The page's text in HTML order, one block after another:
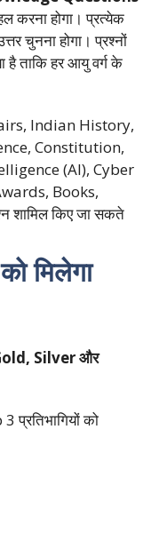
करना होगा। प्रत्येक
चुनना होगा। प्रश्नों
है ताकि हर आयु वर्ग के
Indian History,
Constitution,
(AI), Cyber
Books,
शामिल किए जा सकते
मिलेगा
Silver और
प्रतिभागियों को